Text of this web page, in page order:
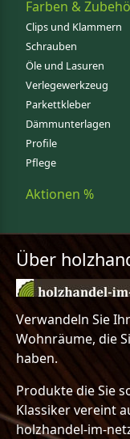
Farben &
Clips und Klammern
Schrauben
Öle und Lasuren
Verlegewerkzeug
Parkettkleber
Dämmunterlagen
Profile
Pflege
Aktionen %
Über
Verwandeln Sie
Wohnräume, die
haben.
Produkte die Sie
Klassiker vereint
holzhandel-im-